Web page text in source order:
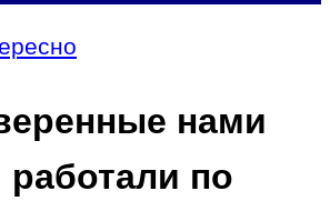
нами
работали по